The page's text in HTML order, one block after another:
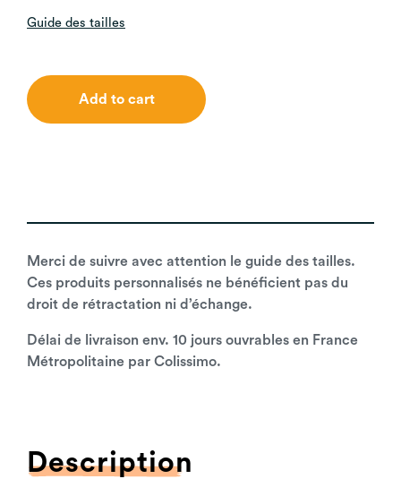
Guide des tailles
Add to cart
Merci de suivre avec attention le guide des tailles.
Ces produits personnalisés ne bénéficient pas du
droit de rétractation ni d’échange.
Délai de livraison env. 10 jours ouvrables en France
Métropolitaine par Colissimo.
Description